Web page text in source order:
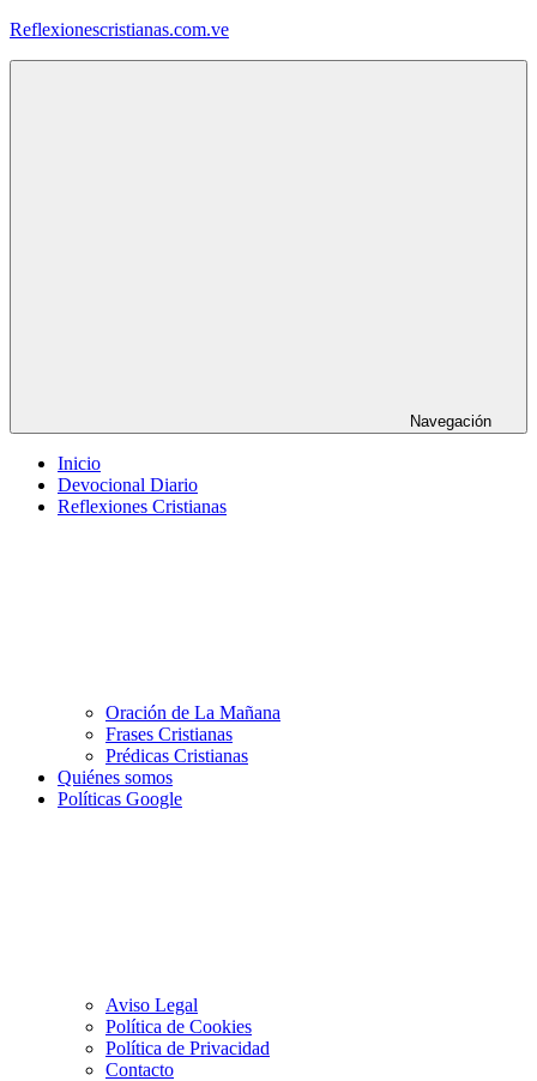
Saltar
Reflexionescristianas.com.ve
Navegación
Inicio
Devocional Diario
Reflexiones Cristianas
Oración de La Mañana
Frases Cristianas
Prédicas Cristianas
Quiénes somos
Políticas Google
Aviso Legal
Política de Cookies
Política de Privacidad
Contacto